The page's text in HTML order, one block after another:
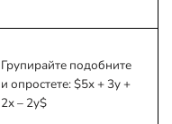
Групирайте подобните
и опростете:$5x + 3y +
2x – 2y$